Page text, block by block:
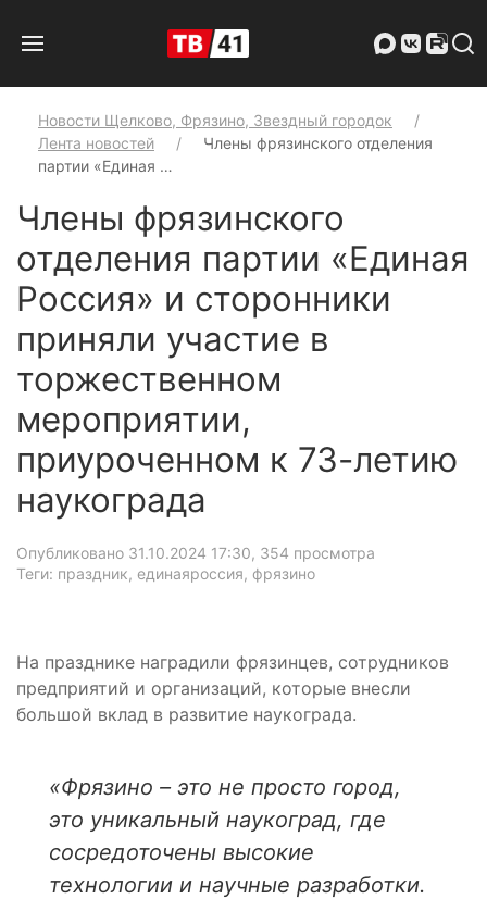
Новости Щелково, Фрязино, Звездный городок
Лента новостей
Члены фрязинского отделения
партии «Единая …
Члены фрязинского
отделения партии «Единая
Россия» и сторонники
приняли участие в
торжественном
мероприятии,
приуроченном к 73-летию
наукограда
Опубликовано 31.10.2024 17:30, 354 просмотра
Теги: праздник, единаяроссия, фрязино
На празднике наградили фрязинцев, сотрудников
предприятий и организаций, которые внесли
большой вклад в развитие наукограда.
«Фрязино – это не просто город,
это уникальный наукоград, где
сосредоточены высокие
технологии и научные разработки.